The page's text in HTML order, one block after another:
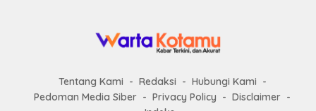
Tentang Kami Redaksi
Hubungi Kami
Pedoman Media Siber
Privacy Policy
Disclaimer